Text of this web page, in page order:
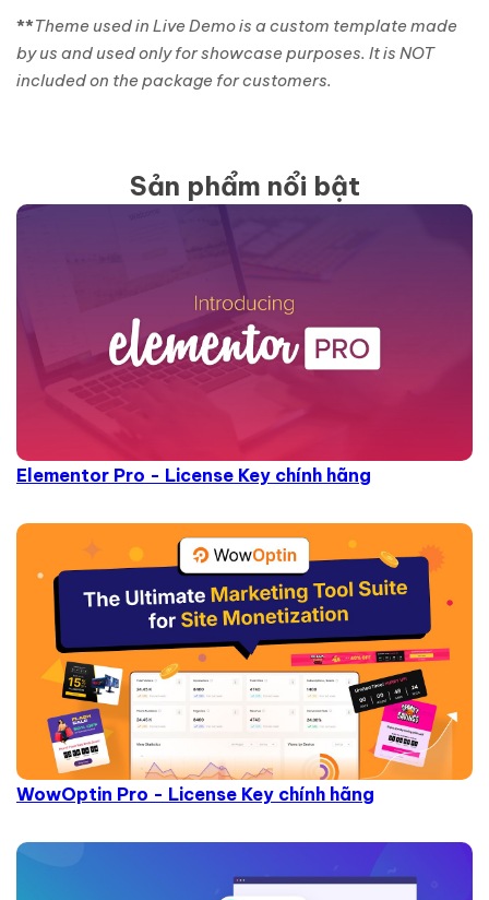
**Theme used in Live Demo is a custom template made
by us and used only for showcase purposes. It is NOT
included on the package for customers.
Sản phẩm nổi bật
Elementor Pro - License Key chính hãng
WowOptin Pro - License Key chính hãng